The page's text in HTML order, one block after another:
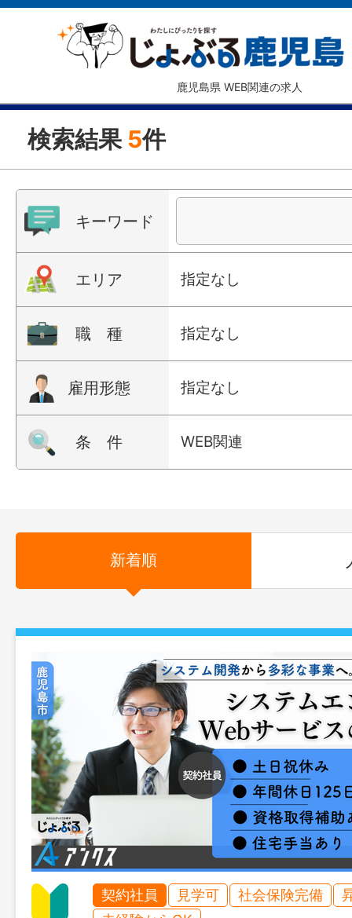
鹿児島県 WEB関連の求人
検索結果 5件
キーワード
エリア 指定なし
職 種 指定なし
雇用形態 指定なし
条 件 WEB関連
新着順
契約社員 見学可 社会保険完備